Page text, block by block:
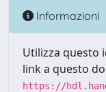
Informazioni
Utilizza questo
link a questo
https://